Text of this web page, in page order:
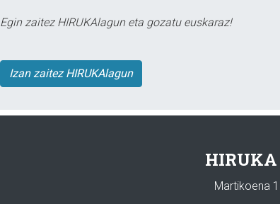
Egin zaitez HIRUKAlagun eta gozatu euskaraz!
Izan zaitez HIRUKAlagun
Martikoena